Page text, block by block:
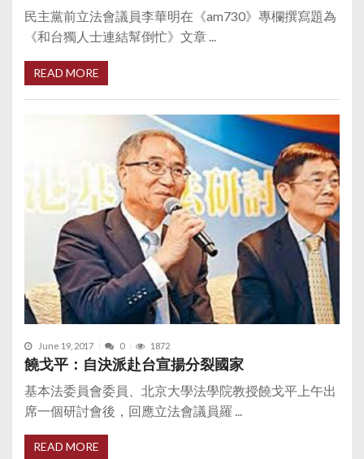
民主黨前立法會議員李華明在《am730》專欄撰寫題為
《和台獨人士連結幫倒忙》文章 ...
READ MORE
June 19, 2017 0 1872
饒戈平：自決派赴台宣揚分裂國家
基本法委員會委員、北京大學法學院教授饒戈平上午出
席一個研討會後，回應立法會議員羅 ...
READ MORE